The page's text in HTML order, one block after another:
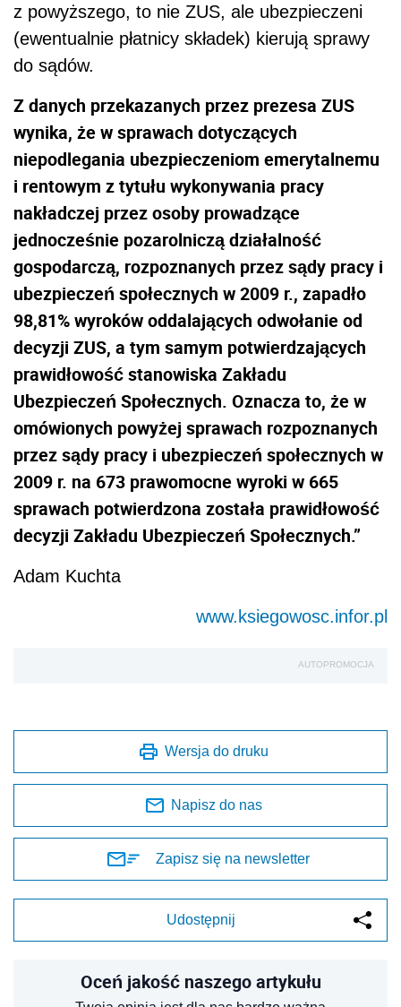
z powyższego, to nie ZUS, ale ubezpieczeni
(ewentualnie płatnicy składek) kierują sprawy
do sądów.
Z danych przekazanych przez prezesa ZUS
wynika, że w sprawach dotyczących
niepodlegania ubezpieczeniom emerytalnemu
i rentowym z tytułu wykonywania pracy
nakładczej przez osoby prowadzące
jednocześnie pozarolniczą działalność
gospodarczą, rozpoznanych przez sądy pracy i
ubezpieczeń społecznych w 2009 r., zapadło
98,81% wyroków oddalających odwołanie od
decyzji ZUS, a tym samym potwierdzających
prawidłowość stanowiska Zakładu
Ubezpieczeń Społecznych. Oznacza to, że w
omówionych powyżej sprawach rozpoznanych
przez sądy pracy i ubezpieczeń społecznych w
2009 r. na 673 prawomocne wyroki w 665
sprawach potwierdzona została prawidłowość
decyzji Zakładu Ubezpieczeń Społecznych.”
Adam Kuchta
www.ksiegowosc.infor.pl
AUTOPROMOCJA
Wersja do druku
Napisz do nas
Zapisz się na newsletter
Udostępnij
Oceń jakość naszego artykułu